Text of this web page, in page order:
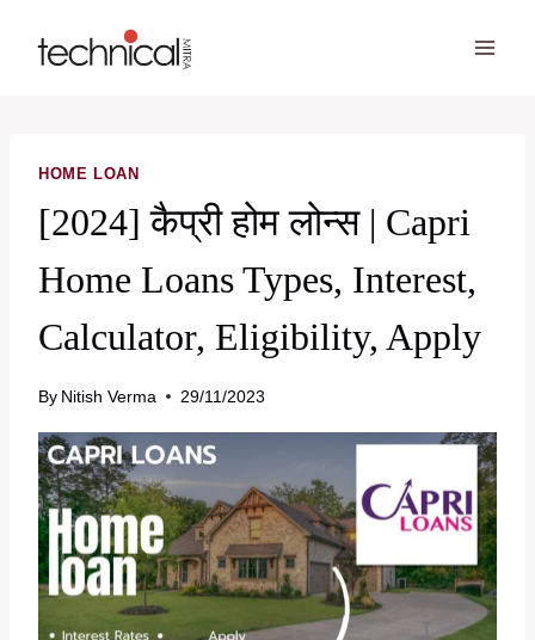
HOME LOAN
[2024] कैप्री होम लोन्स | Capri
Home Loans Types, Interest,
Calculator, Eligibility, Apply
By Nitish Verma 29/11/2023